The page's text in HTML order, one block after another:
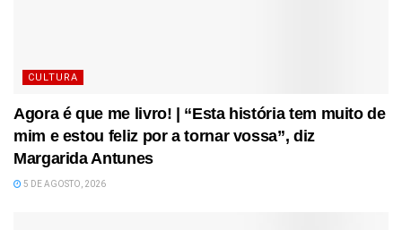
CULTURA
Agora é que me livro! | “Esta história tem muito de
mim e estou feliz por a tornar vossa”, diz
Margarida Antunes
5 DE AGOSTO, 2026